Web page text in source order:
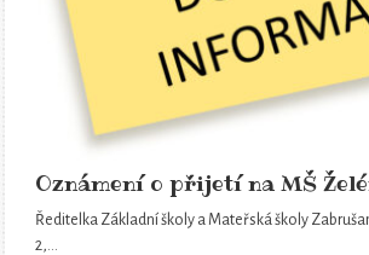
Oznámení o přijetí na MŠ
Ředitelka Základní školy a Mateřská školy
2,…